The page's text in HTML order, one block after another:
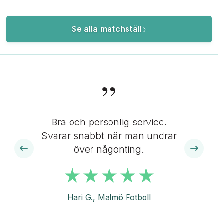
Se alla matchställ
”
Bra och personlig service.
Svarar snabbt när man undrar
över någonting.
Hari G., Malmö Fotboll